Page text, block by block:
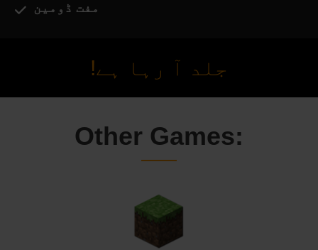
مفت ڈومین
جلد آ رہا ہے!
Other Games: